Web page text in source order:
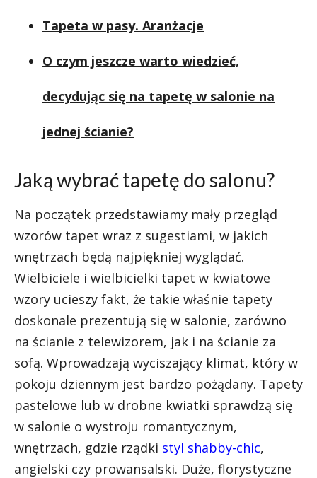
Tapeta w pasy. Aranżacje
O czym jeszcze warto wiedzieć,
decydując się na tapetę w salonie na
jednej ścianie?
Jaką wybrać tapetę do salonu?
Na początek przedstawiamy mały przegląd
wzorów tapet wraz z sugestiami, w jakich
wnętrzach będą najpiękniej wyglądać.
Wielbiciele i wielbicielki tapet w kwiatowe
wzory ucieszy fakt, że takie właśnie tapety
doskonale prezentują się w salonie, zarówno
na ścianie z telewizorem, jak i na ścianie za
sofą. Wprowadzają wyciszający klimat, który w
pokoju dziennym jest bardzo pożądany. Tapety
pastelowe lub w drobne kwiatki sprawdzą się
w salonie o wystroju romantycznym,
wnętrzach, gdzie rządki styl shabby-chic,
angielski czy prowansalski. Duże, florystyczne